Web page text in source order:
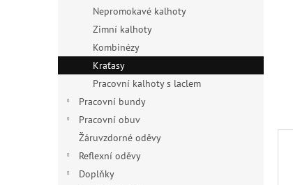
Nepromokavé kalhoty
Zimní kalhoty
Kombinézy
Kraťasy
Pracovní kalhoty s laclem
Pracovní bundy
Pracovní obuv
Žáruvzdorné oděvy
Reflexní oděvy
Doplňky